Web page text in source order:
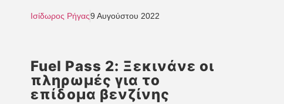
Ισίδωρος Ρήγας9 Αυγούστου 2022
Fuel Pass 2: Ξεκινάνε οι
πληρωμές για το
επίδομα βενζίνης